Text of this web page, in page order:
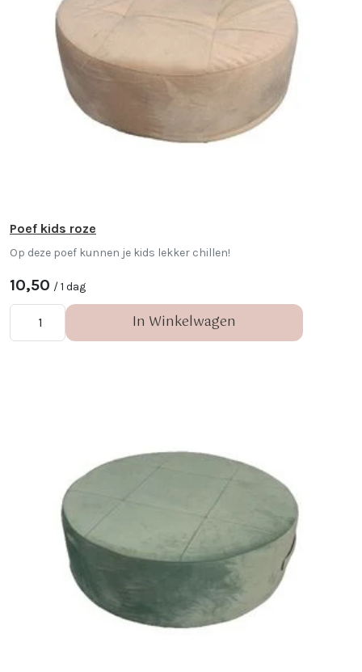
Poef kids roze
Op deze poef kunnen je kids lekker chillen!
10,50 / 1 dag
In Winkelwagen